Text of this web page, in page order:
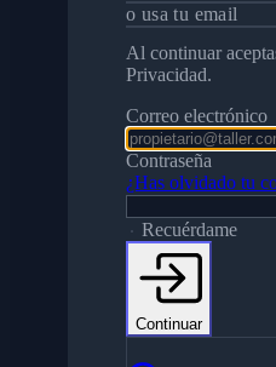
o usa tu email
Al continuar
Privacidad.
Correo electrónico
Contraseña
¿Has olvidado tu
Recuérdame
Continuar